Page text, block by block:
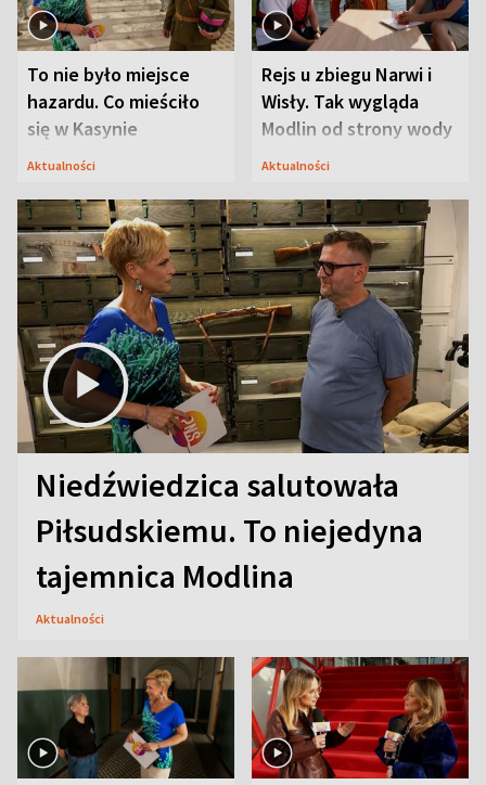
To nie było miejsce
hazardu. Co mieściło
się w Kasynie
Oficerskim?
Aktualności
Rejs u zbiegu Narwi i
Wisły. Tak wygląda
Modlin od strony wody
Aktualności
Niedźwiedzica salutowała
Piłsudskiemu. To niejedyna
tajemnica Modlina
Aktualności